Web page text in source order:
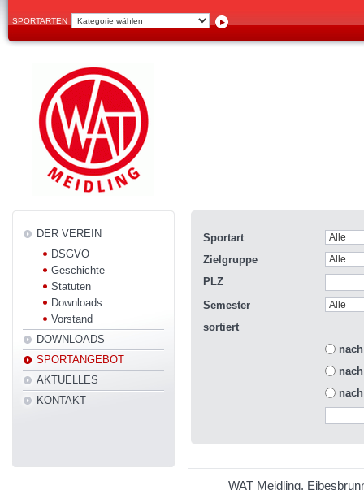
SPORTARTEN
Sportart
Zielgruppe
PLZ
Semester
sortiert
DER VEREIN
DSGVO
Geschichte
Statuten
Downloads
Vorstand
DOWNLOADS
SPORTANGEBOT
AKTUELLES
KONTAKT
WAT Meidling,